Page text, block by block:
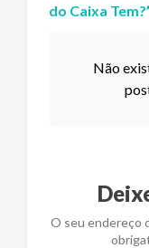
do Caixa Tem?
Não
O seu endereço